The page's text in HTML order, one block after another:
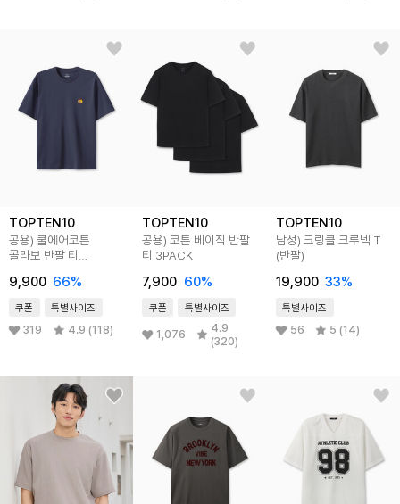
TOPTEN10
공용) 쿨에어코튼
콜라보 반팔 티
9,900 66%
쿠폰 특별사이즈
319 4.9 (118)
TOPTEN10
공용) 코튼 베이직 반팔
티 3PACK
7,900 60%
쿠폰 특별사이즈
1,076
4.9
(320)
TOPTEN10
남성) 크링클 크루넥 T
(반팔)
19,900 33%
특별사이즈
56 5 (14)